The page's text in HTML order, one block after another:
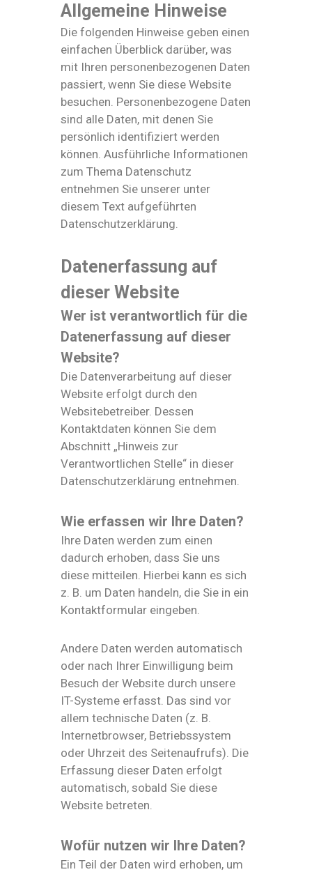
Allgemeine Hinweise
Die folgenden Hinweise geben einen
einfachen Überblick darüber, was
mit Ihren personenbezogenen Daten
passiert, wenn Sie diese Website
besuchen. Personenbezogene Daten
sind alle Daten, mit denen Sie
persönlich identifiziert werden
können. Ausführliche Informationen
zum Thema Datenschutz
entnehmen Sie unserer unter
diesem Text aufgeführten
Datenschutzerklärung.
Datenerfassung auf
dieser Website
Wer ist verantwortlich für die
Datenerfassung auf dieser
Website?
Die Datenverarbeitung auf dieser
Website erfolgt durch den
Websitebetreiber. Dessen
Kontaktdaten können Sie dem
Abschnitt „Hinweis zur
Verantwortlichen Stelle“ in dieser
Datenschutzerklärung entnehmen.
Wie erfassen wir Ihre Daten?
Ihre Daten werden zum einen
dadurch erhoben, dass Sie uns
diese mitteilen. Hierbei kann es sich
z. B. um Daten handeln, die Sie in ein
Kontaktformular eingeben.
Andere Daten werden automatisch
oder nach Ihrer Einwilligung beim
Besuch der Website durch unsere
IT-Systeme erfasst. Das sind vor
allem technische Daten (z. B.
Internetbrowser, Betriebssystem
oder Uhrzeit des Seitenaufrufs). Die
Erfassung dieser Daten erfolgt
automatisch, sobald Sie diese
Website betreten.
Wofür nutzen wir Ihre Daten?
Ein Teil der Daten wird erhoben, um